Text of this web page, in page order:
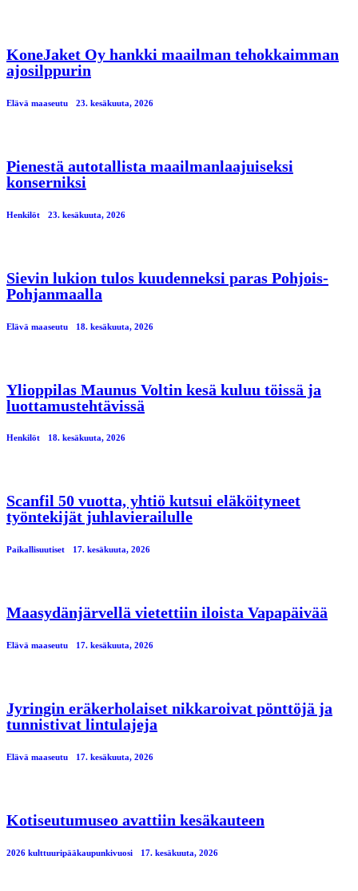
KoneJaket Oy hankki maailman tehokkaimman
ajosilppurin
Elävä maaseutu 23. kesäkuuta, 2026
Pienestä autotallista maailmanlaajuiseksi
konserniksi
Henkilöt 23. kesäkuuta, 2026
Sievin lukion tulos kuudenneksi paras Pohjois-
Pohjanmaalla
Elävä maaseutu 18. kesäkuuta, 2026
Ylioppilas Maunus Voltin kesä kuluu töissä ja
luottamustehtävissä
Henkilöt 18. kesäkuuta, 2026
Scanfil 50 vuotta, yhtiö kutsui eläköityneet
työntekijät juhlavierailulle
Paikallisuutiset 17. kesäkuuta, 2026
Maasydänjärvellä vietettiin iloista Vapapäivää
Elävä maaseutu 17. kesäkuuta, 2026
Jyringin eräkerholaiset nikkaroivat pönttöjä ja
tunnistivat lintulajeja
Elävä maaseutu 17. kesäkuuta, 2026
Kotiseutumuseo avattiin kesäkauteen
2026 kulttuuripääkaupunkivuosi 17. kesäkuuta, 2026